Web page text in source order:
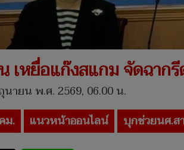
เหยื่อแก๊งสแกม จัดฉาก
ายน พ.ศ. 2569, 06.00 น.
ม. แนวหน้าออนไลน์ บุกช่วยนศ.ส